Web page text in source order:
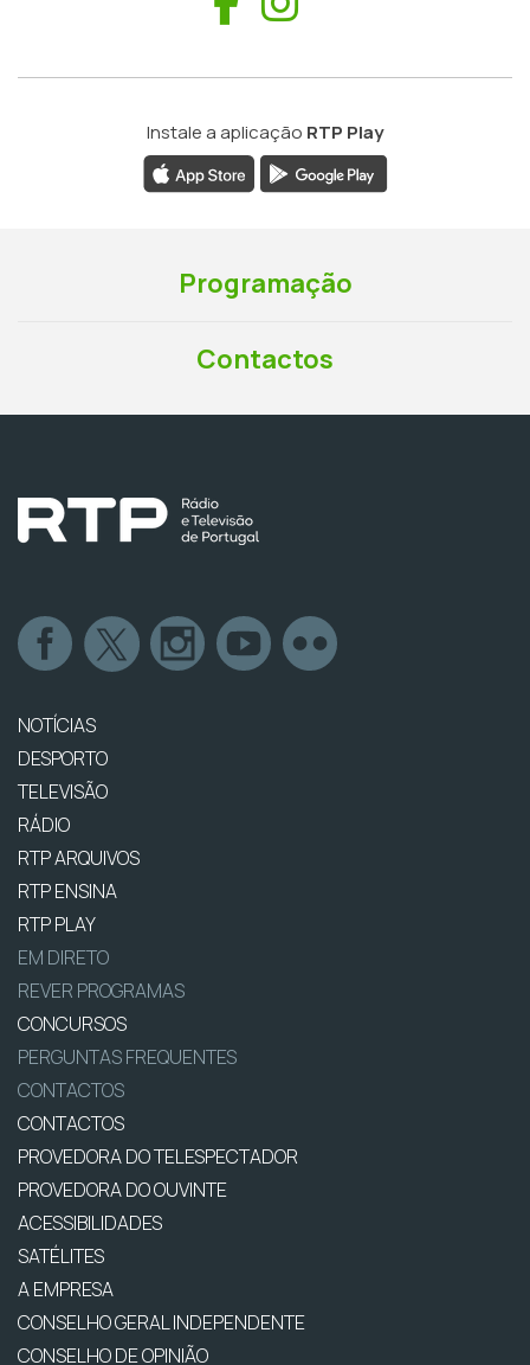
Instale a aplicação RTP Play
Programação
Contactos
NOTÍCIAS
DESPORTO
TELEVISÃO
RÁDIO
RTP ARQUIVOS
RTP ENSINA
RTP PLAY
EM DIRETO
REVER PROGRAMAS
CONCURSOS
PERGUNTAS FREQUENTES
CONTACTOS
CONTACTOS
PROVEDORA DO TELESPECTADOR
PROVEDORA DO OUVINTE
ACESSIBILIDADES
SATÉLITES
A EMPRESA
CONSELHO GERAL INDEPENDENTE
CONSELHO DE OPINIÃO